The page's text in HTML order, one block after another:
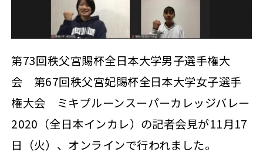
第73回秩父宮賜杯全日本大学男子選手権大
会 第67回秩父宮妃賜杯全日本大学女子選手
権大会 ミキプルーンスーパーカレッジバレー
2020（全日本インカレ）の記者会見が11月17
日（火）、オンラインで行われました。